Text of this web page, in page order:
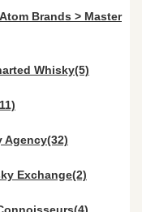
Atom Brands > Master
Whisky(5)
Agency(32)
Exchange(2)